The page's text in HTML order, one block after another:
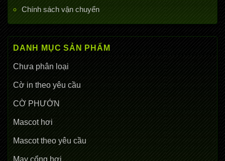
Chính sách vận chuyển
DANH MỤC SẢN PHẨM
Chưa phân loại
Cờ in theo yêu cầu
CỜ PHƯỚN
Mascot hơi
Mascot theo yêu cầu